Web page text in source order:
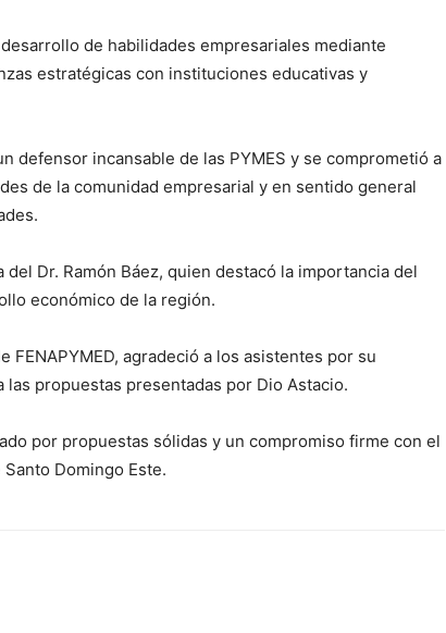
de habilidades empresariales mediante
estratégicas con instituciones educativas y
defensor incansable de las PYMES y se comprometió a
de la comunidad empresarial y en sentido general
Dr. Ramón Báez, quien destacó la importancia del
económico de la región.
FENAPYMED, agradeció a los asistentes por su
propuestas presentadas por Dio Astacio.
por propuestas sólidas y un compromiso firme con el
Domingo Este.